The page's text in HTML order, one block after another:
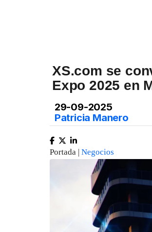
XS.com se
Expo 2025 en
29-09-2025
Patricia Manero
Portada | Negocios